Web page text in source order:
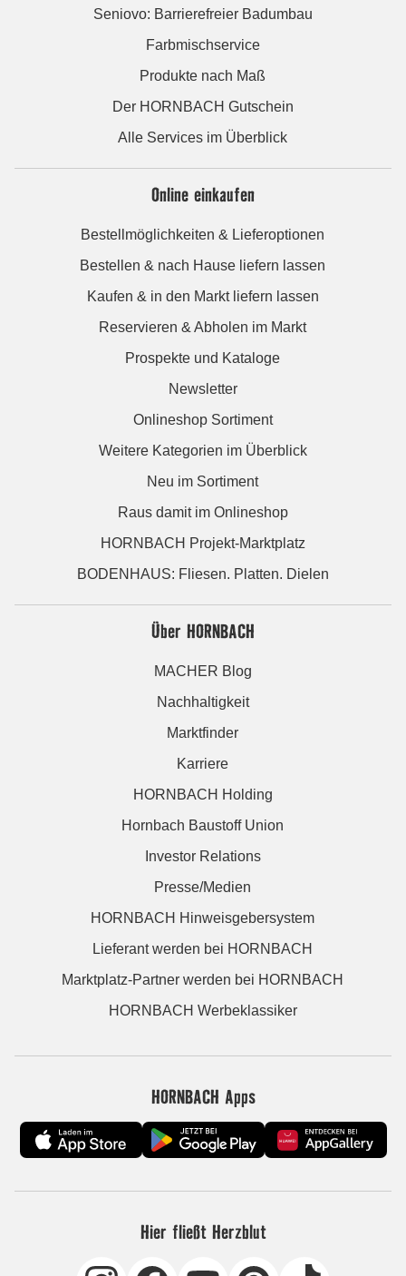
Seniovo: Barrierefreier Badumbau
Farbmischservice
Produkte nach Maß
Der HORNBACH Gutschein
Alle Services im Überblick
Online einkaufen
Bestellmöglichkeiten & Lieferoptionen
Bestellen & nach Hause liefern lassen
Kaufen & in den Markt liefern lassen
Reservieren & Abholen im Markt
Prospekte und Kataloge
Newsletter
Onlineshop Sortiment
Weitere Kategorien im Überblick
Neu im Sortiment
Raus damit im Onlineshop
HORNBACH Projekt-Marktplatz
BODENHAUS: Fliesen. Platten. Dielen
Über HORNBACH
MACHER Blog
Nachhaltigkeit
Marktfinder
Karriere
HORNBACH Holding
Hornbach Baustoff Union
Investor Relations
Presse/Medien
HORNBACH Hinweisgebersystem
Lieferant werden bei HORNBACH
Marktplatz-Partner werden bei HORNBACH
HORNBACH Werbeklassiker
HORNBACH Apps
Hier fließt Herzblut